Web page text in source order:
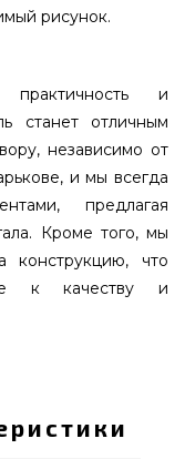
рисунок.
и
станет отличным
независимо от
и мы всегда
предлагая
Кроме того, мы
конструкцию, что
к качеству и
бренда AHOS,
всего 67